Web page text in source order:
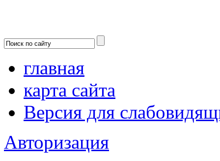
главная
карта сайта
Версия для
Авторизация